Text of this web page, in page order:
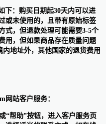
下：购买日期起30天内可以进
或未使用的，且带有原始标签
式，但退款处理可能需要3-5个
用，但如果商品存在质量问题
地址外，其他国家的退货费用
网站客户服务：
“帮助”按钮，进入客户服务页